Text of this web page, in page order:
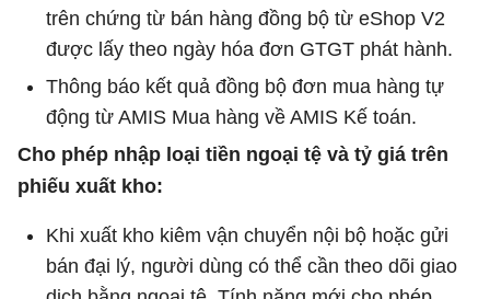
trên chứng từ bán hàng đồng bộ từ eShop V2
được lấy theo ngày hóa đơn GTGT phát hành.
Thông báo kết quả đồng bộ đơn mua hàng tự
động từ AMIS Mua hàng về AMIS Kế toán.
Cho phép nhập loại tiền ngoại tệ và tỷ giá trên
phiếu xuất kho:
Khi xuất kho kiêm vận chuyển nội bộ hoặc gửi
bán đại lý, người dùng có thể cần theo dõi giao